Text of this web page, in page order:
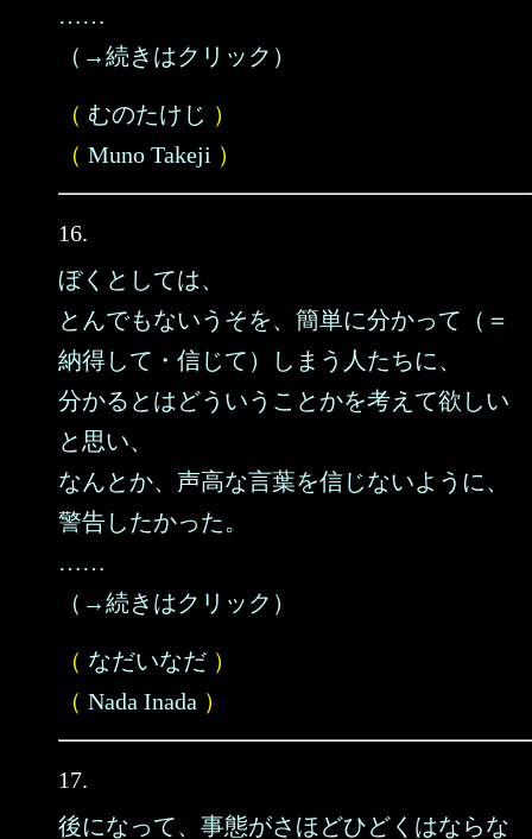
……
（→続きはクリック）
（ むのたけじ ）
（ Muno Takeji ）
16.
ぼくとしては、
とんでもないうそを、簡単に分かって（＝
納得して・信じて）しまう人たちに、
分かるとはどういうことかを考えて欲しい
と思い、
なんとか、声高な言葉を信じないように、
警告したかった。
……
（→続きはクリック）
（ なだいなだ ）
（ Nada Inada ）
17.
後になって、事態がさほどひどくはならな